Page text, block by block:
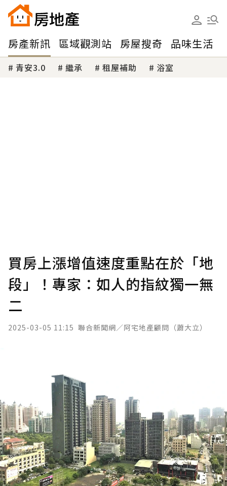
房產新訊 區域觀測站 房屋搜奇 品味生活
青安3.0 繼承 租屋補助 浴室
買房上漲增值速度重點在於「地
段」！專家：如人的指紋獨一無
二
2025-03-05 11:15 聯合新聞網／阿宅地產顧問（蕭大立）